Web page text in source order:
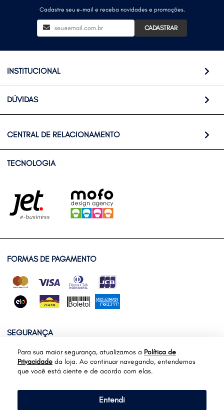
Para sua maior segurança, atualizamos a Política de
Privacidade da loja. Ao continuar navegando, entendemos
que você está ciente e de acordo com elas.
Entendi
Cadastre seu e-mail e receba novidades e promoções.
CADASTRAR
INSTITUCIONAL
DÚVIDAS
CENTRAL DE RELACIONAMENTO
TECNOLOGIA
FORMAS DE PAGAMENTO
SEGURANÇA